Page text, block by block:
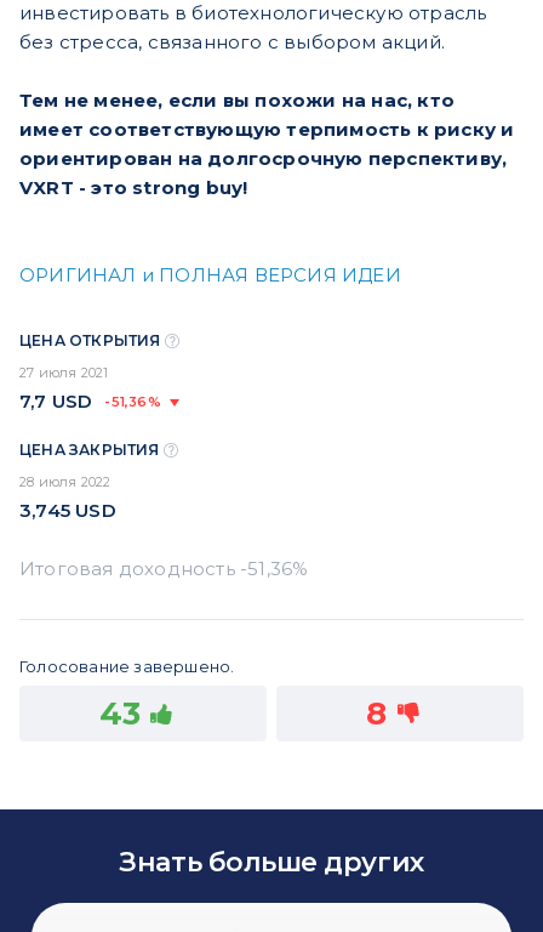
инвестировать в биотехнологическую отрасль
без стресса, связанного с выбором акций.
Тем не менее, если вы похожи на нас, кто
имеет соответствующую терпимость к риску и
ориентирован на долгосрочную перспективу,
VXRT - это strong buy!
ОРИГИНАЛ и ПОЛНАЯ ВЕРСИЯ ИДЕИ
ЦЕНА ОТКРЫТИЯ
27 июля 2021
7,7 USD -51,36%
ЦЕНА ЗАКРЫТИЯ
28 июля 2022
3,745 USD
Голосование завершено.
43 8
Знать больше других